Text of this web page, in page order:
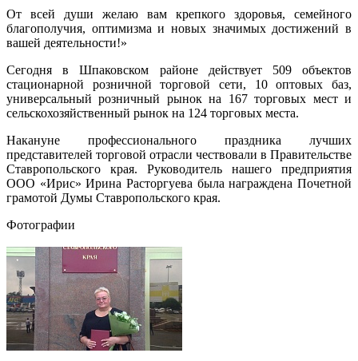
От всей души желаю вам крепкого здоровья, семейного
благополучия, оптимизма и новых значимых достижений в
вашей деятельности!»
Сегодня в Шпаковском районе действует 509 объектов
стационарной розничной торговой сети, 10 оптовых баз,
универсальный розничный рынок на 167 торговых мест и
сельскохозяйственный рынок на 124 торговых места.
Накануне профессионального праздника лучших
представителей торговой отрасли чествовали в Правительстве
Ставропольского края. Руководитель нашего предприятия
ООО «Ирис» Ирина Расторгуева была награждена Почетной
грамотой Думы Ставропольского края.
Фотографии